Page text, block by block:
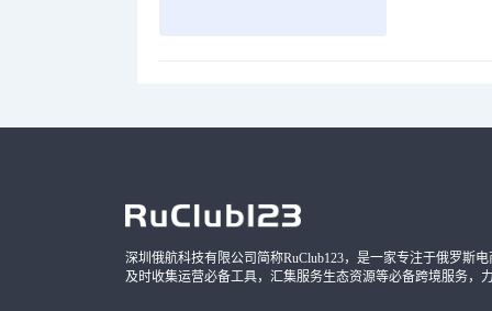
深圳俄航科技有限公司简称RuClub123，是一家专注于俄罗斯
及时收集运营必备工具，汇集服务生态资源等必备跨境服务，